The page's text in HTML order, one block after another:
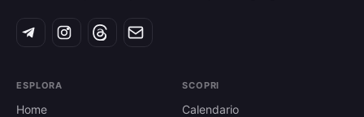
ESPLORA
Home
SCOPRI
Calendario